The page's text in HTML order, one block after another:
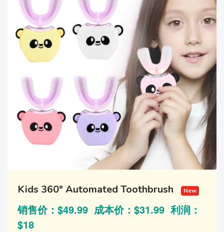
Kids 360° Automated Toothbrush New
销售价：$49.99 成本价：$31.99 利润：
$18